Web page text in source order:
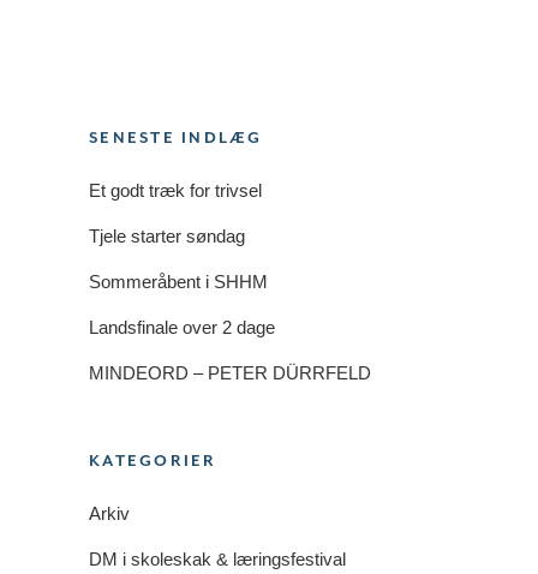
SENESTE INDLÆG
Et godt træk for trivsel
Tjele starter søndag
Sommeråbent i SHHM
Landsfinale over 2 dage
MINDEORD – PETER DÜRRFELD
KATEGORIER
Arkiv
DM i skoleskak & læringsfestival